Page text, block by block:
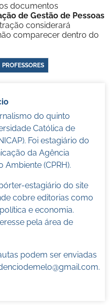
documentos
de Gestão de Pessoas
considerará
comparecer dentro do
PROFESSORES
do quinto
Católica de
Foi estagiário do
da Agência
Ambiente (CPRH).
estagiário do site
cobre editorias como
e economia.
pela área de
podem ser enviadas
.